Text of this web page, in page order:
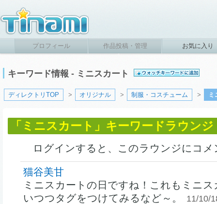
プロフィール 作品投稿・管理 お気に入り
キーワード情報 - ミニスカート
ディレクトリTOP > オリジナル > 制服・コスチューム > ミ
「ミニスカート」キーワードラウンジ
ログインすると、このラウンジにコ
猫谷美甘
ミニスカートの日ですね！これもミニ
いつつタグをつけてみるなど～。
11/10/